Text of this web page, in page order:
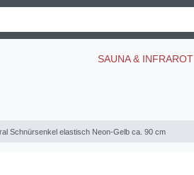
SAUNA & INFRAROT
Schnürsenkel elastisch Neon-Gelb ca. 90 cm